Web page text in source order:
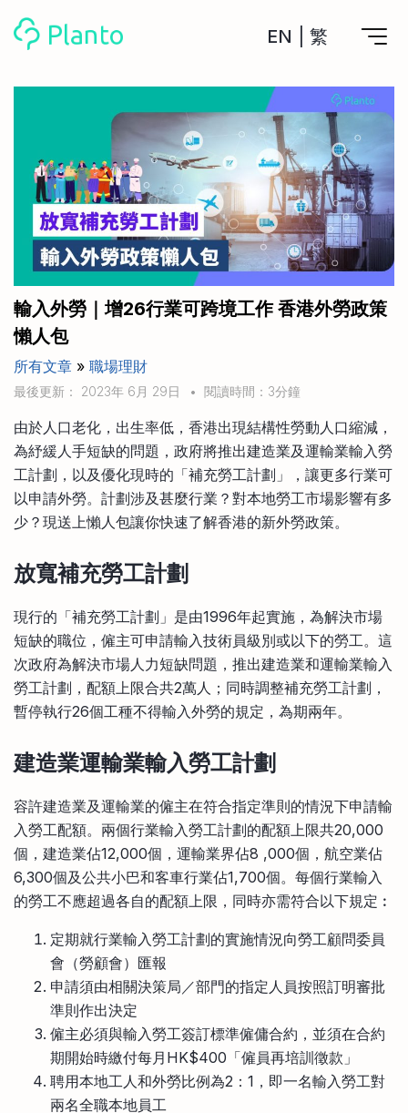
EN 繁
計劃買樓第一步
全功能記賬
管理及分析所有戶口
管理MPF戶口
一次過管理所有強積金戶口
申請清卡數/私人貸款
CreFIT x Planto推廣優惠
工具
私人貸款
年利率/APR/年息比較
投資戶口 (美股)
比較最抵美股投資戶口
投資戶口 (港股)
比較最抵港股投資戶口
月供股票計劃
比較最抵月供計劃戶口
比較定存利率
信用卡
比較各種最優惠信用卡
關於我們
Academy
Marketplace
其他網站
手機App與理財資訊
商業解決方案
輸入外勞｜增26行業可跨境工作 香港外勞政策
懶人包
所有文章 » 職場理財
最後更新： 2023年 6月 29日 • 閱讀時間：3分鐘
由於人口老化，出生率低，香港出現結構性勞動人口縮減，
為紓緩人手短缺的問題，政府將推出建造業及運輸業輸入勞
工計劃，以及優化現時的「補充勞工計劃」，讓更多行業可
以申請外勞。計劃涉及甚麼行業？對本地勞工市場影響有多
少？現送上懶人包讓你快速了解香港的新外勞政策。
放寬補充勞工計劃
現行的「補充勞工計劃」是由1996年起實施，為解決市場
短缺的職位，僱主可申請輸入技術員級別或以下的勞工。這
次政府為解決市場人力短缺問題，推出建造業和運輸業輸入
勞工計劃，配額上限合共2萬人；同時調整補充勞工計劃，
暫停執行26個工種不得輸入外勞的規定，為期兩年。
建造業運輸業輸入勞工計劃
容許建造業及運輸業的僱主在符合指定準則的情況下申請輸
入勞工配額。兩個行業輸入勞工計劃的配額上限共20,000
個，建造業佔12,000個，運輸業界佔8 ,000個，航空業佔
6,300個及公共小巴和客車行業佔1,700個。每個行業輸入
的勞工不應超過各自的配額上限，同時亦需符合以下規定︰
定期就行業輸入勞工計劃的實施情況向勞工顧問委員
會（勞顧會）匯報
申請須由相關決策局／部門的指定人員按照訂明審批
準則作出決定
僱主必須與輸入勞工簽訂標準僱傭合約，並須在合約
期開始時繳付每月HK$400「僱員再培訓徵款」
聘用本地工人和外勞比例為2：1，即一名輸入勞工對
兩名全職本地員工